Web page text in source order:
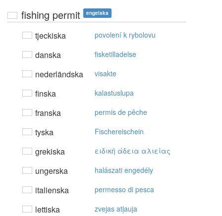
fishing permit engelska
tjeckiska povolení k rybolovu
danska fisketilladelse
nederländska visakte
finska kalastuslupa
franska permis de pêche
tyska Fischereischein
grekiska ειδική άδεια αλιείας
ungerska halászati engedély
italienska permesso di pesca
lettiska zvejas atļauja